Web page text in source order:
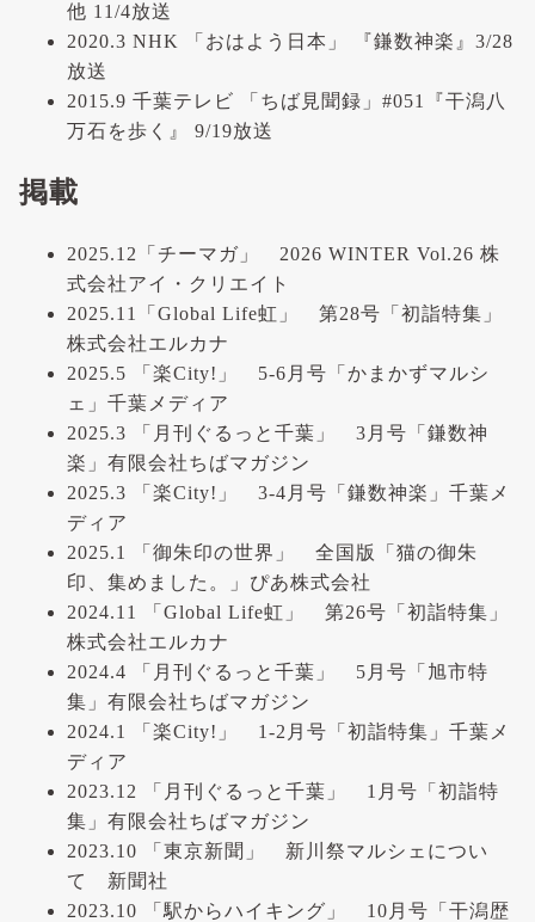
他 11/4放送
2020.3 NHK 「おはよう日本」 『鎌数神楽』3/28
放送
2015.9 千葉テレビ 「ちば見聞録」#051『干潟八
万石を歩く』 9/19放送
掲載
2025.12「チーマガ」 2026 WINTER Vol.26 株
式会社アイ・クリエイト
2025.11「Global Life虹」 第28号「初詣特集」
株式会社エルカナ
2025.5 「楽City!」 5-6月号「かまかずマルシ
ェ」千葉メディア
2025.3 「月刊ぐるっと千葉」 3月号「鎌数神
楽」有限会社ちばマガジン
2025.3 「楽City!」 3-4月号「鎌数神楽」千葉メ
ディア
2025.1 「御朱印の世界」 全国版「猫の御朱
印、集めました。」ぴあ株式会社
2024.11 「Global Life虹」 第26号「初詣特集」
株式会社エルカナ
2024.4 「月刊ぐるっと千葉」 5月号「旭市特
集」有限会社ちばマガジン
2024.1 「楽City!」 1-2月号「初詣特集」千葉メ
ディア
2023.12 「月刊ぐるっと千葉」 1月号「初詣特
集」有限会社ちばマガジン
2023.10 「東京新聞」 新川祭マルシェについ
て 新聞社
2023.10 「駅からハイキング」 10月号「干潟歴